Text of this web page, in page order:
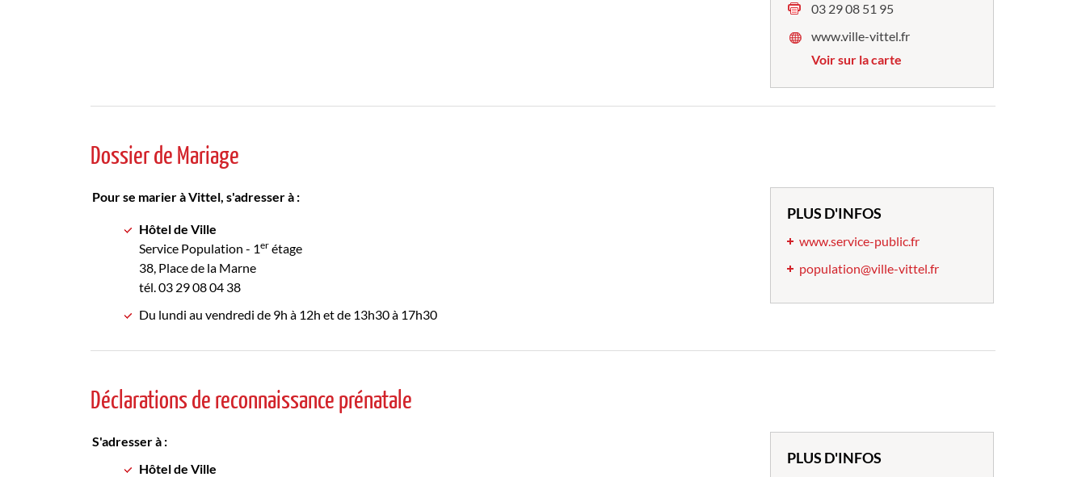
03 29 08 51 95
www.ville-vittel.fr
Voir sur la carte
Dossier de Mariage
Pour se marier à Vittel, s'adresser à :
Hôtel de Ville
Service Population - 1er étage
38, Place de la Marne
tél. 03 29 08 04 38
Du lundi au vendredi de 9h à 12h et de 13h30 à 17h30
PLUS D'INFOS
www.service-public.fr
population@ville-vittel.fr
Déclarations de reconnaissance prénatale
S'adresser à :
Hôtel de Ville
PLUS D'INFOS